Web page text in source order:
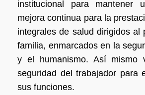
institucional para mantener
mejora continua para la
integrales de salud dirigidos al
familia, enmarcados en la
y el humanismo. Así mismo
seguridad del trabajador para
sus funciones.